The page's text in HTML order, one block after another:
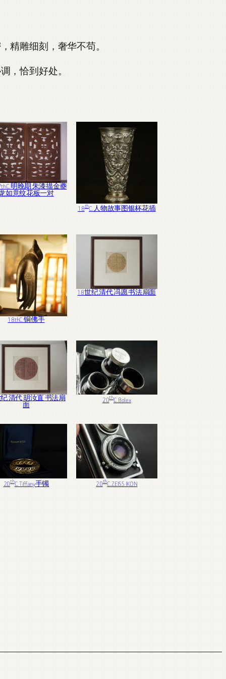
精雕细刻，奢华不苟。
，恰到好处。
明晚期 朱漆描金夔
如意纹花板一对
18thC. 人物故事图银杯花插
18thC. 铜佛手
18世纪 清代 冯愿 书法扇面
清代 胡汝直 书法扇
面
20thC. Bolex
20thC. Tiffany手镯 20thC. ZEISS IKON